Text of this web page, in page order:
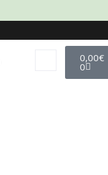
0,00€
0